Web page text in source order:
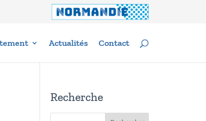
Actualités Contact
Recherche